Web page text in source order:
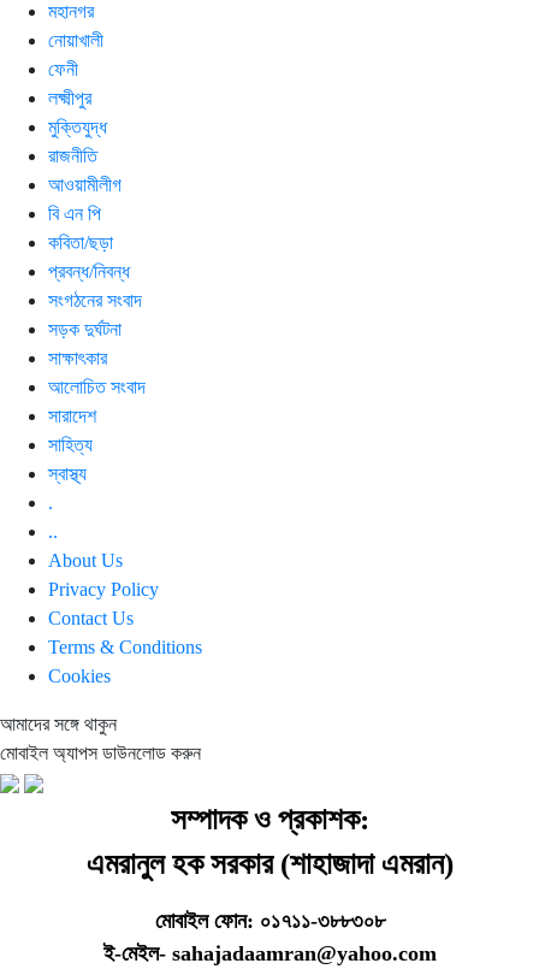
মহানগর
নোয়াখালী
ফেনী
লক্ষ্মীপুর
মুক্তিযুদ্ধ
রাজনীতি
আওয়ামীলীগ
বি এন পি
কবিতা/ছড়া
প্রবন্ধ/নিবন্ধ
সংগঠনের সংবাদ
সড়ক দুর্ঘটনা
সাক্ষাৎকার
আলোচিত সংবাদ
সারাদেশ
সাহিত্য
স্বাস্থ্য
.
..
About Us
Privacy Policy
Contact Us
Terms & Conditions
Cookies
আমাদের সঙ্গে থাকুন
মোবাইল অ্যাপস ডাউনলোড করুন
সম্পাদক ও প্রকাশক:
এমরানুল হক সরকার (শাহাজাদা এমরান)
মোবাইল ফোন: ০১৭১১-৩৮৮৩০৮
ই-মেইল- sahajadaamran@yahoo.com